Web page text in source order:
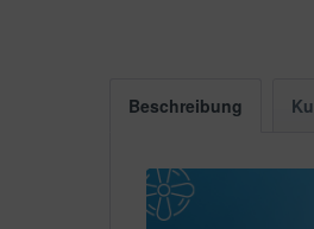
Beschreibung